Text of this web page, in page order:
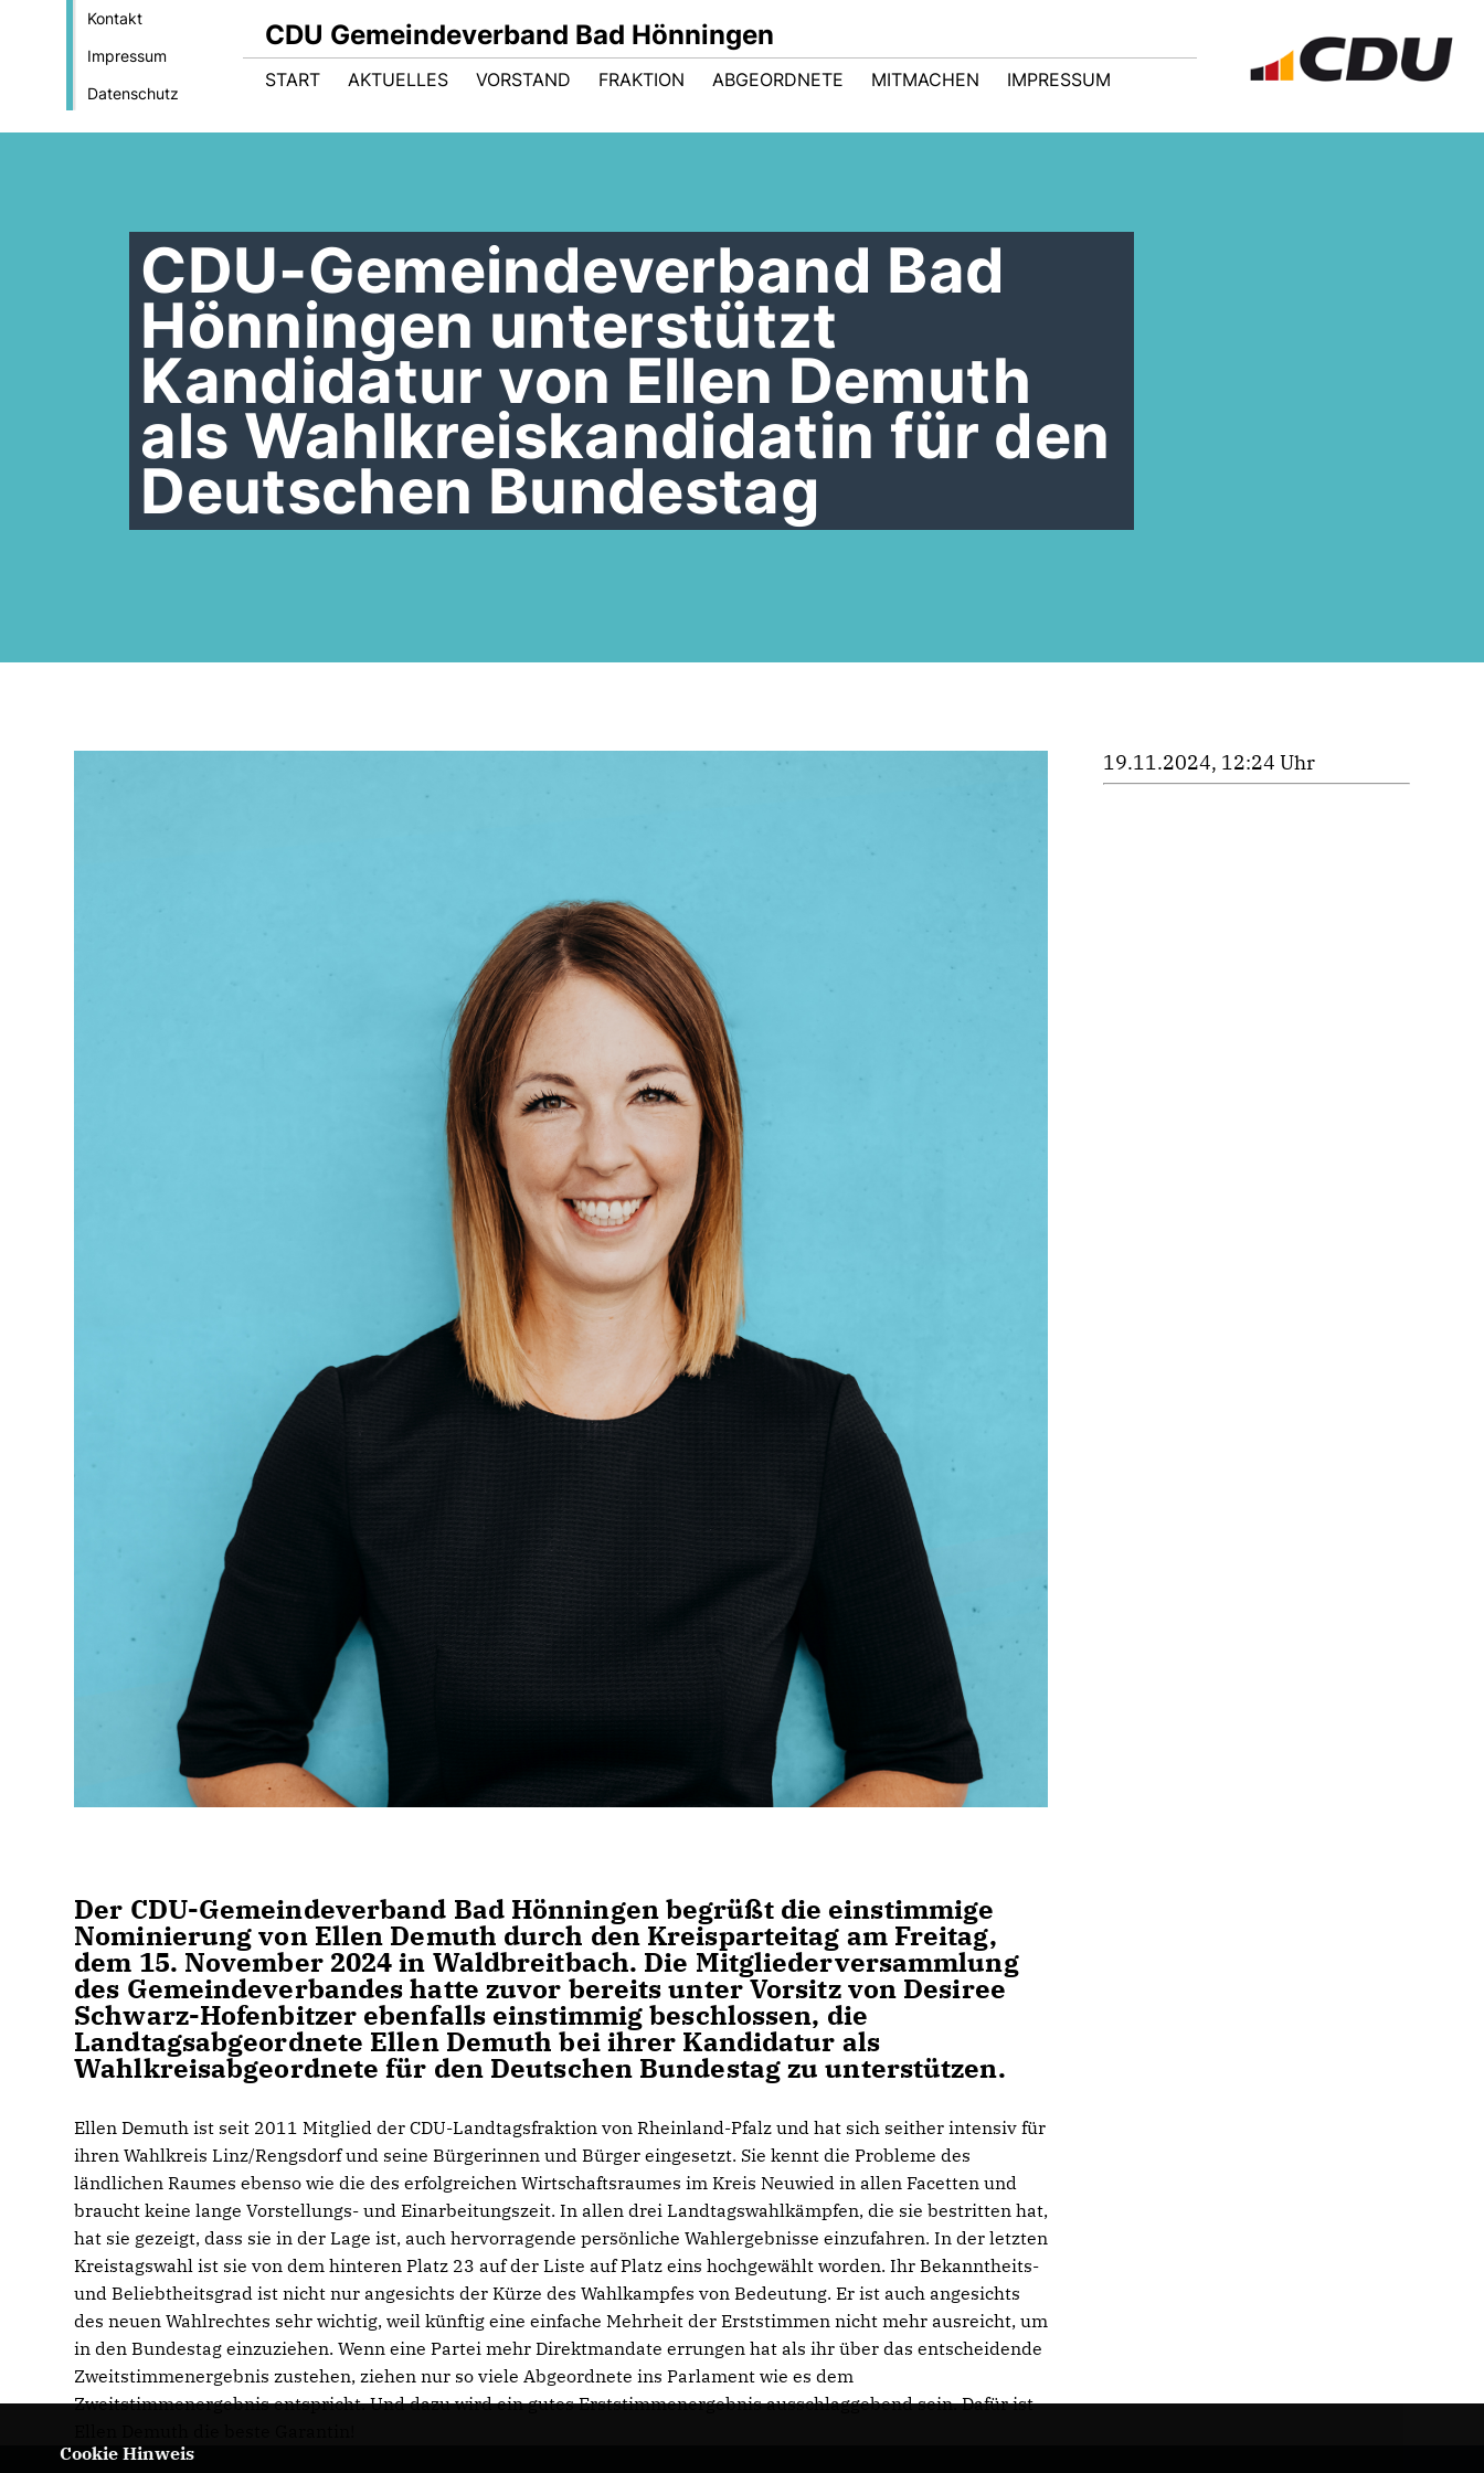
Kontakt
Impressum
Datenschutz
CDU Gemeindeverband Bad Hönningen
START AKTUELLES VORSTAND FRAKTION ABGEORDNETE MITMACHEN IMPRESSUM
CDU-Gemeindeverband Bad
Hönningen unterstützt
Kandidatur von Ellen Demuth
als Wahlkreiskandidatin für den
Deutschen Bundestag
Der CDU-Gemeindeverband Bad Hönningen begrüßt die einstimmige
Nominierung von Ellen Demuth durch den Kreisparteitag am Freitag,
dem 15. November 2024 in Waldbreitbach. Die Mitgliederversammlung
des Gemeindeverbandes hatte zuvor bereits unter Vorsitz von Desiree
Schwarz-Hofenbitzer ebenfalls einstimmig beschlossen, die
Landtagsabgeordnete Ellen Demuth bei ihrer Kandidatur als
Wahlkreisabgeordnete für den Deutschen Bundestag zu unterstützen.
Ellen Demuth ist seit 2011 Mitglied der CDU-Landtagsfraktion von Rheinland-Pfalz und hat sich seither intensiv für
ihren Wahlkreis Linz/Rengsdorf und seine Bürgerinnen und Bürger eingesetzt. Sie kennt die Probleme des
ländlichen Raumes ebenso wie die des erfolgreichen Wirtschaftsraumes im Kreis Neuwied in allen Facetten und
braucht keine lange Vorstellungs- und Einarbeitungszeit. In allen drei Landtagswahlkämpfen, die sie bestritten hat,
hat sie gezeigt, dass sie in der Lage ist, auch hervorragende persönliche Wahlergebnisse einzufahren. In der letzten
Kreistagswahl ist sie von dem hinteren Platz 23 auf der Liste auf Platz eins hochgewählt worden. Ihr Bekanntheits-
und Beliebtheitsgrad ist nicht nur angesichts der Kürze des Wahlkampfes von Bedeutung. Er ist auch angesichts
des neuen Wahlrechtes sehr wichtig, weil künftig eine einfache Mehrheit der Erststimmen nicht mehr ausreicht, um
in den Bundestag einzuziehen. Wenn eine Partei mehr Direktmandate errungen hat als ihr über das entscheidende
Zweitstimmenergebnis zustehen, ziehen nur so viele Abgeordnete ins Parlament wie es dem
Zweitstimmenergebnis entspricht. Und dazu wird ein gutes Erststimmenergebnis ausschlaggebend sein. Dafür ist
19.11.2024, 12:24 Uhr
Cookie Hinweis